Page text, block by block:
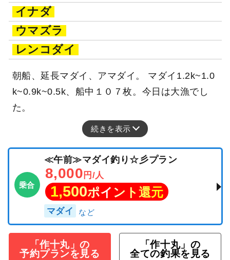
イナダ
ウマズラ
レンコダイ
朝船、延長マダイ、アマダイ。 マダイ1.2k~1.0
k~0.9k~0.5k、船中１０７枚。今日は大漁でし
た。
続きを表示
乗合
≪午前≫マダイ釣り☆彡プラン
8,000 円/人
1,500ポイント還元
マダイ
「作十丸」の
予約プランを見る
「作十丸」の
全ての釣果を見る